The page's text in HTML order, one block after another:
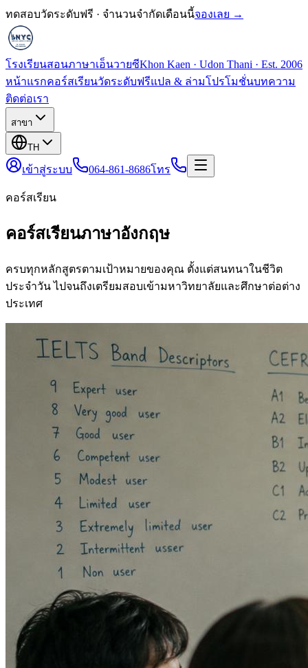
ทดสอบวัดระดับฟรี · จำนวนจำกัดเดือนนี้จองเลย →
โรงเรียนสอนภาษาเอ็นวายซีKhon Kaen · Udon Thani · Est. 2006
หน้าแรกคอร์สเรียนวัดระดับฟรีแปล & ล่ามโปรโมชั่นบทความ
ติดต่อเรา
สาขา
TH
เข้าสู่ระบบ 064-861-8686โทร
คอร์สเรียน
คอร์สเรียนภาษาอังกฤษ
ครบทุกหลักสูตรตามเป้าหมายของคุณ ตั้งแต่สนทนาในชีวิต
ประจำวัน ไปจนถึงเตรียมสอบเข้ามหาวิทยาลัยและศึกษาต่อต่าง
ประเทศ